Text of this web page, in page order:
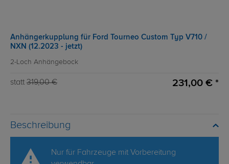
Anhängerkupplung für Ford Tourneo Custom Typ V710 /
NXN (12.2023 - jetzt)
2-Loch Anhängebock
statt 319,00 € 231,00 € *
Beschreibung
Nur für Fahrzeuge mit Vorbereitung